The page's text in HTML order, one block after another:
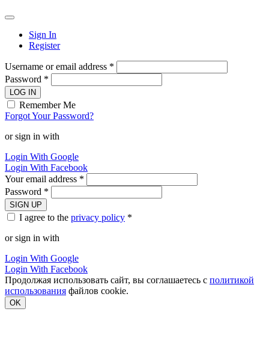
Sign In
Register
Username or email address *
Password *
LOG IN
Remember Me
Forgot Your Password?
or sign in with
Login With Google
Login With Facebook
Your email address *
Password *
SIGN UP
I agree to the privacy policy *
or sign in with
Login With Google
Login With Facebook
Продолжая использовать сайт, вы соглашаетесь с политикой
использования файлов cookie.
OK